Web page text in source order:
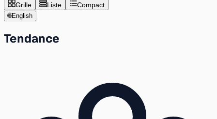
Grille Liste Compact
🌐English
Tendance